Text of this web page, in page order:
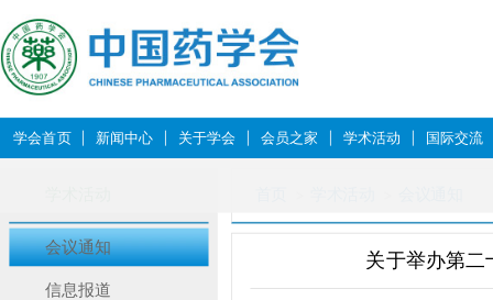
学会首页 新闻中心 关于学会 会员之家 学术活动 国际交流
会议通知
信息报道
关于举办第二